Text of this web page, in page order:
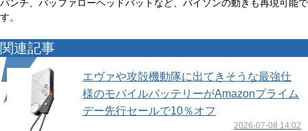
パンチ、バッファローヘッドバットなど、バイソンの動きも再現可能で
す。
関連記事
エヴァや攻殻機動隊に出てきそうな最強仕
様のモバイルバッテリーがAmazonプライム
デー先行セールで10％オフ
2026-07-08 14:02